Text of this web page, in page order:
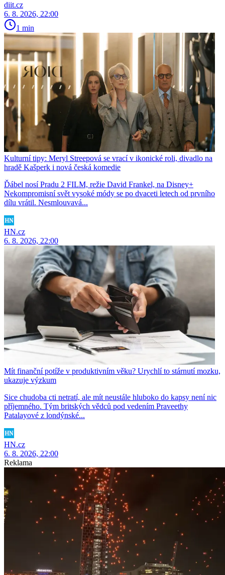
diit.cz
6. 8. 2026, 22:00
1 min
Kulturní tipy: Meryl Streepová se vrací v ikonické roli, divadlo na
hradě Kašperk i nová česká komedie
Ďábel nosí Pradu 2 FILM, režie David Frankel, na Disney+
Nekompromisní svět vysoké módy se po dvaceti letech od prvního
dílu vrátil. Nesmlouvavá...
HN.cz
6. 8. 2026, 22:00
Mít finanční potíže v produktivním věku? Urychlí to stárnutí mozku,
ukazuje výzkum
Sice chudoba cti netratí, ale mít neustále hluboko do kapsy není nic
příjemného. Tým britských vědců pod vedením Praveethy
Patalayové z londýnské...
HN.cz
6. 8. 2026, 22:00
Reklama